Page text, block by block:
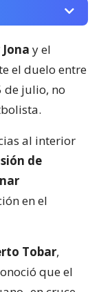
y el
el duelo entre
de julio, no
al interior
de
en el
Tobar,
que el